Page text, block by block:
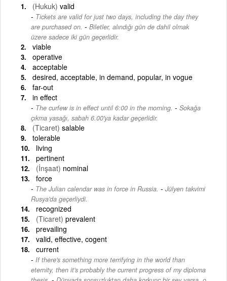
(Hukuk) valid
Tickets are valid for just two days, including the day they
are purchased on. - Biletler, alındığı gün de dahil olmak
üzere sadece iki gün geçerlidir.
viable
operative
acceptable
desired, acceptable, in demand, popular, in vogue
far-out
in effect
The curfew is in effect until 6:00 in the morning. - Sokağa
çıkma yasağı, sabah 6.00'ya kadar geçerlidir.
(Ticaret) salable
tolerable
living
pertinent
(İnşaat) nominal
force
The Julian calendar was in force in Russia. - Jülyen takvimi
Rusya'da geçerliydi.
recognized
(Ticaret) prevalent
prevailing
valid, effective, cogent
current
If there's something more terrifying in the world than
eternity, then it's probably the current progress of my diploma